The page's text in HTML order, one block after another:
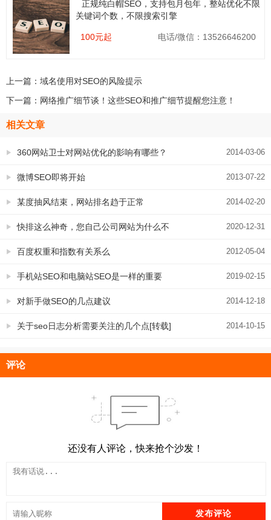
正规纯白帽SEO，支持包月包年，整站优化不限
关键词个数，不限搜索引擎
100元起 电话/微信：13526646200
上一篇： 域名使用对SEO的风险提示
下一篇： 网络推广细节谈！这些SEO和推广细节提醒您注意！
相关文章
2014-03-06
360网站卫士对网站优化的影响有哪些？
2013-07-22
微博SEO即将开始
2014-02-20
某度抽风结束，网站排名趋于正常
2020-12-31
快排这么神奇，您自己公司网站为什么不
搞搞呢？ 2012-05-04
百度权重和指数有关系么
2019-02-15
手机站SEO和电脑站SEO是一样的重要
2014-12-18
对新手做SEO的几点建议
2014-10-15
关于seo日志分析需要关注的几个点[转载]
评论
还没有人评论，快来抢个沙发！
发布评论